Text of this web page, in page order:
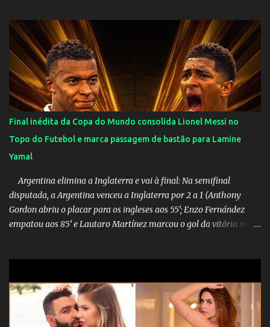
definido e tem o Milan como virtual campeao. ;
Final inédita da Copa do Mundo consolida Lionel Messi no
Topo do Futebol e marca passagem de bastão para Lamine
Yamal
Argentina elimina a Inglaterra e vai à final: Na semifinal
disputada, a Argentina venceu a Inglaterra por 2 a 1 (Anthony
Gordon abriu o placar para os ingleses aos 55’; Enzo Fernández
empatou aos 85’ e Lautaro Martínez marcou o gol da vitória nos